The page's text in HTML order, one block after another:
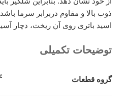
ذوب بالا و مقاوم دربرابر سرما
اسید باتری روی آن ریخت، دچار
توضیحات تکمیلی
گروه قطعات